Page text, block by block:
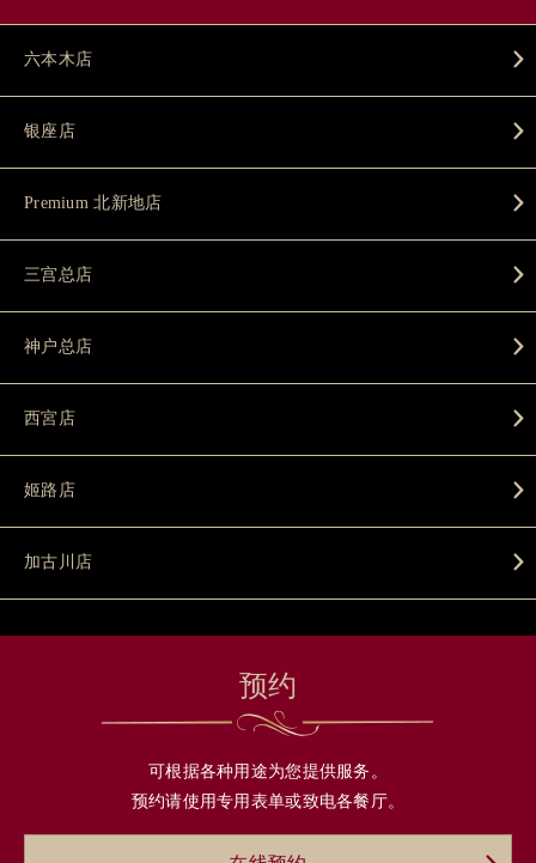
六本木店
银座店
Premium 北新地店
三宫总店
神户总店
西宮店
姬路店
加古川店
预约
可根据各种用途为您提供服务。
预约请使用专用表单或致电各餐厅。